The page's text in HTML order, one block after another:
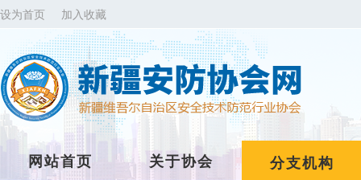
设为首页 加入收藏
网站首页 关于协会 分支机构